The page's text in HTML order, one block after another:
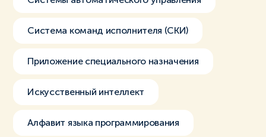
Система команд исполнителя (СКИ)
Приложение специального назначения
Искусственный интеллект
Алфавит языка программирования